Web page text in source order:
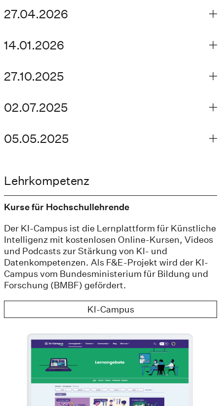
27.04.2026
14.01.2026
27.10.2025
02.07.2025
05.05.2025
Lehrkompetenz
Kurse für Hochschullehrende
Der KI-Campus ist die Lernplattform für Künstliche
Intelligenz mit kostenlosen Online-Kursen, Videos
und Podcasts zur Stärkung von KI- und
Datenkompetenzen. Als F&E-Projekt wird der KI-
Campus vom Bundesministerium für Bildung und
Forschung (BMBF) gefördert.
KI-Campus